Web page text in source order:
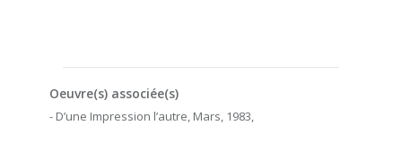
Oeuvre(s) associée(s)
- D’une Impression l’autre, Mars, 1983,